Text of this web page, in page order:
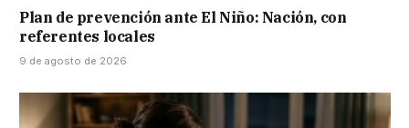
Plan de prevención ante El Niño: Nación, con
referentes locales
9 de agosto de 2026